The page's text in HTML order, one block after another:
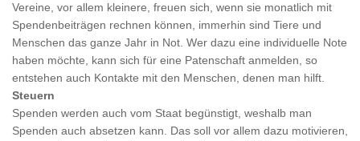
Vereine, vor allem kleinere, freuen sich, wenn sie monatlich mit
Spendenbeiträgen rechnen können, immerhin sind Tiere und
Menschen das ganze Jahr in Not. Wer dazu eine individuelle Note
haben möchte, kann sich für eine Patenschaft anmelden, so
entstehen auch Kontakte mit den Menschen, denen man hilft.
Steuern
Spenden werden auch vom Staat begünstigt, weshalb man
Spenden auch absetzen kann. Das soll vor allem dazu motivieren,